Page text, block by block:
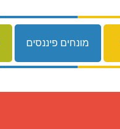
מונחים פיננסים